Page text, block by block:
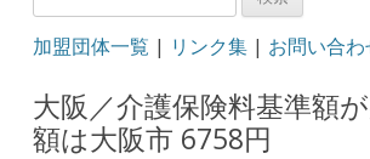
加盟団体一覧 | リンク集 | お問い合わ
大阪／介護保険料基準額
額は大阪市 6758円